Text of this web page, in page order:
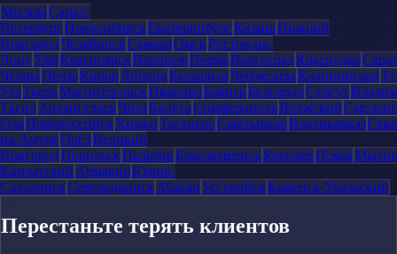
МоскваСанкт-
ПетербургНовосибирскЕкатеринбургКазаньНижний
НовгородЧелябинскСамараОмскРостов-на-
ДонуУфаКрасноярскВоронежПермьВолгоградКраснодар
ЧелныПензаКировЛипецкБалашихаЧебоксарыКалининград
УдэТверьМагнитогорскИвановоБрянскБелгородСургут
ТагилАрхангельскЧитаКалугаСимферопольВолжский
ОлаНовороссийскХимкиТаганрогСыктывкарВладикавказ
на-АмуреОрёлВеликий
НовгородНорильскНальчикБлаговещенскКоролёвПсков
Камчатский АрмавирЮжно-
СахалинскСеверодвинскАбаканУссурийскКаменск-Уральский
Перестаньте терять клиентов